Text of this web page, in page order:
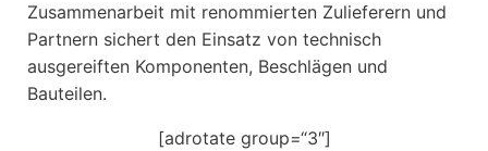
Zusammenarbeit mit renommierten Zulieferern und
Partnern sichert den Einsatz von technisch
ausgereiften Komponenten, Beschlägen und
Bauteilen.
[adrotate group=“3″]